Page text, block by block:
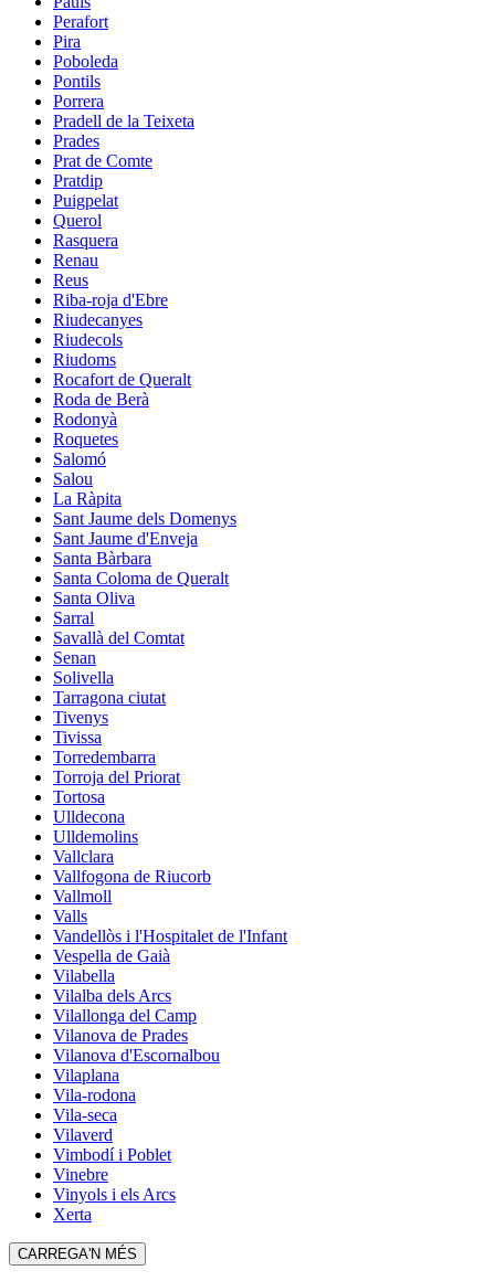
Perafort
Pira
Poboleda
Pontils
Porrera
Pradell de la Teixeta
Prades
Prat de Comte
Pratdip
Puigpelat
Querol
Rasquera
Renau
Reus
Riba-roja d'Ebre
Riudecanyes
Riudecols
Riudoms
Rocafort de Queralt
Roda de Berà
Rodonyà
Roquetes
Salomó
Salou
La Ràpita
Sant Jaume dels Domenys
Sant Jaume d'Enveja
Santa Bàrbara
Santa Coloma de Queralt
Santa Oliva
Sarral
Savallà del Comtat
Senan
Solivella
Tarragona ciutat
Tivenys
Tivissa
Torredembarra
Torroja del Priorat
Tortosa
Ulldecona
Ulldemolins
Vallclara
Vallfogona de Riucorb
Vallmoll
Valls
Vandellòs i l'Hospitalet de l'Infant
Vespella de Gaià
Vilabella
Vilalba dels Arcs
Vilallonga del Camp
Vilanova de Prades
Vilanova d'Escornalbou
Vilaplana
Vila-rodona
Vila-seca
Vilaverd
Vimbodí i Poblet
Vinebre
Vinyols i els Arcs
Xerta
CARREGA'N MÉS